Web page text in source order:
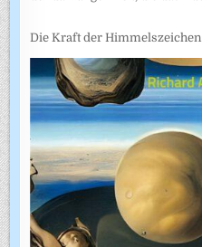
Die Kraft der Himmelszeichen